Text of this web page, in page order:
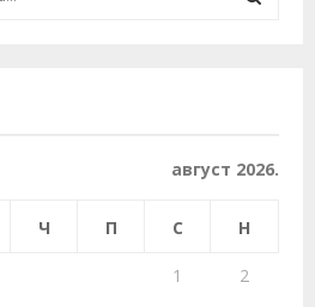
C
H
август 2026.
Ч П С Н
1
2